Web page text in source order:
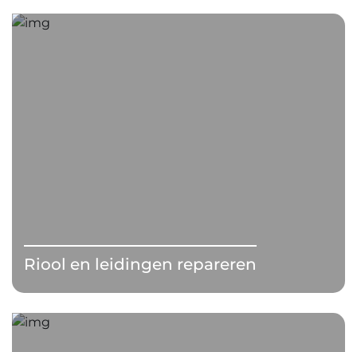
Riool en leidingen repareren